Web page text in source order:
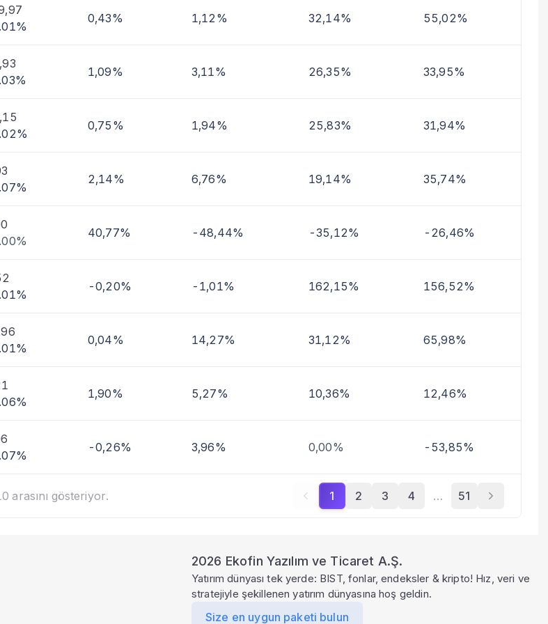
0,43% 1,12% 32,14% 55,02%
1,09% 3,11% 26,35% 33,95%
0,75% 1,94% 25,83% 31,94%
2,14% 6,76% 19,14% 35,74%
40,77% -48,44% -35,12% -26,46%
-0,20% -1,01% 162,15% 156,52%
0,04% 14,27% 31,12% 65,98%
1,90% 5,27% 10,36% 12,46%
-0,26% 3,96% 0,00% -53,85%
arasını gösteriyor. 1 2 3 4 … 51
2026 Ekofin Yazılım ve Ticaret A.Ş.
Yatırım dünyası tek yerde: BIST, fonlar, endeksler & kripto! Hız, veri ve
stratejiyle şekillenen yatırım dünyasına hoş geldin.
Size en uygun paketi bulun